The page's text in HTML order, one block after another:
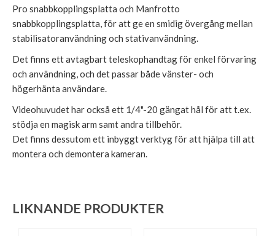
Pro snabbkopplingsplatta och Manfrotto
snabbkopplingsplatta, för att ge en smidig övergång mellan
stabilisatoranvändning och stativanvändning.
Det finns ett avtagbart teleskophandtag för enkel förvaring
och användning, och det passar både vänster- och
högerhänta användare.
Videohuvudet har också ett 1/4"-20 gängat hål för att t.ex.
stödja en magisk arm samt andra tillbehör.
Det finns dessutom ett inbyggt verktyg för att hjälpa till att
montera och demontera kameran.
LIKNANDE PRODUKTER